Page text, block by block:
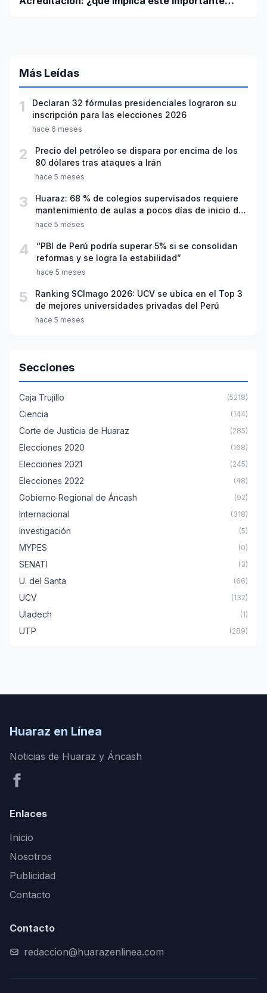
Más Leídas
1
Declaran 32 fórmulas presidenciales lograron su
inscripción para las elecciones 2026
hace 6 meses
2
Precio del petróleo se dispara por encima de los
80 dólares tras ataques a Irán
hace 5 meses
3
Huaraz: 68 % de colegios supervisados requiere
mantenimiento de aulas a pocos días de inicio del
año escolar 2026
hace 5 meses
4
“PBI de Perú podría superar 5% si se consolidan
reformas y se logra la estabilidad”
hace 5 meses
5
Ranking SCImago 2026: UCV se ubica en el Top 3
de mejores universidades privadas del Perú
hace 5 meses
Secciones
Caja Trujillo (5218)
Ciencia (144)
Corte de Justicia de Huaraz (285)
Elecciones 2020 (168)
Elecciones 2021 (245)
Elecciones 2022 (48)
Gobierno Regional de Áncash (92)
Internacional (318)
Investigación (5)
MYPES (0)
SENATI (3)
U. del Santa (66)
UCV (132)
Uladech (1)
UTP (289)
Huaraz en Línea
Noticias de Huaraz y Áncash
Enlaces
Inicio
Nosotros
Publicidad
Contacto
Contacto
redaccion@huarazenlinea.com